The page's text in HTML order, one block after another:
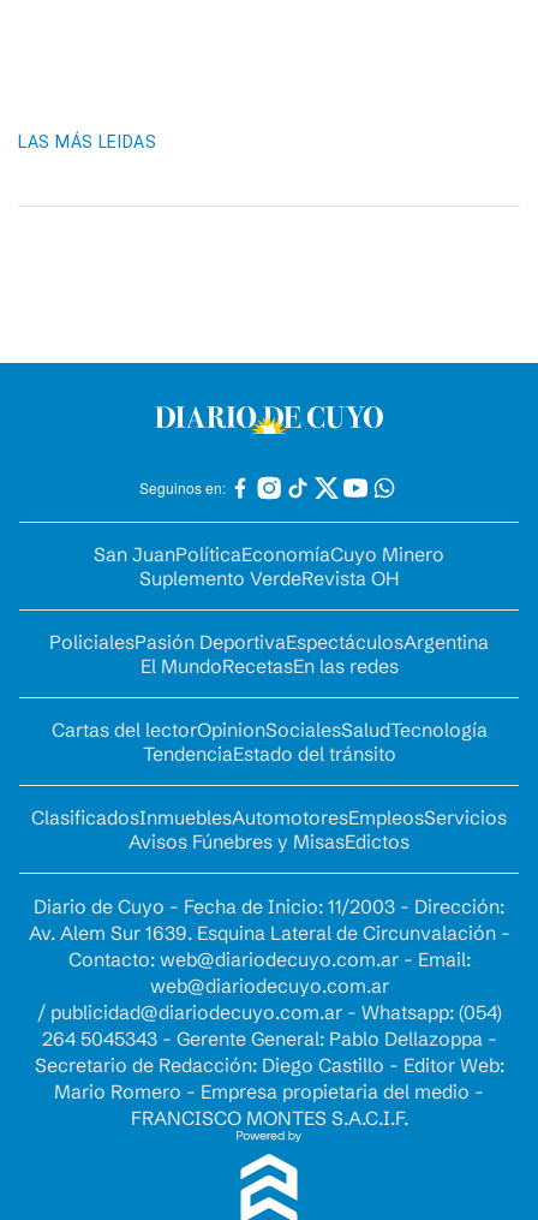
LAS MÁS LEIDAS
Seguinos en:
San JuanPolíticaEconomíaCuyo Minero
Suplemento VerdeRevista OH
PolicialesPasión DeportivaEspectáculosArgentina
El MundoRecetasEn las redes
Cartas del lectorOpinionSocialesSaludTecnología
TendenciaEstado del tránsito
ClasificadosInmueblesAutomotoresEmpleosServicios
Avisos Fúnebres y MisasEdictos
Diario de Cuyo - Fecha de Inicio: 11/2003 - Dirección:
Av. Alem Sur 1639. Esquina Lateral de Circunvalación -
Contacto: web@diariodecuyo.com.ar- Email:
web@diariodecuyo.com.ar
/ publicidad@diariodecuyo.com.ar- Whatsapp: (054)
264 5045343 - Gerente General: Pablo Dellazoppa -
Secretario de Redacción: Diego Castillo - Editor Web:
Mario Romero - Empresa propietaria del medio -
FRANCISCO MONTES S.A.C.I.F.